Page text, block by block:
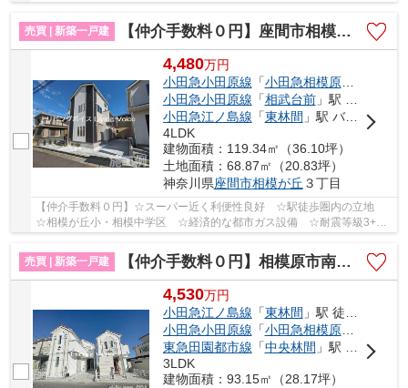
売買 | 新築一戸建
【仲介手数料０円】座間市相模が丘3丁目 新築一戸建て
4,480万円
小田急小田原線 「小田急相模原」駅 徒歩
小田急小田原線 「相武台前」駅 徒歩24分
小田急江ノ島線 「東林間 」駅 バス4分 「相模台」 停歩5分
4LDK
建物面積：119.34㎡（36.10坪）
土地面積：68.87㎡（20.83坪）
神奈川県座間市相模が丘 ３丁目
【仲介手数料０円】☆スーパー近く利便性良好 ☆駅徒歩圏内の立地
☆相模が丘小・相模中学区 ☆経済的な都市ガス設備 ☆耐震等級3+制
売買 | 新築一戸建
【仲介手数料０円】相模原市南区相南2丁目4期 新築一戸建て 全2棟
4,530万円
小田急江ノ島線 「東林間 」駅 徒歩15分
小田急小田原線 「小田急相模原」駅 徒歩
東急田園都市線 「中央林間 」駅 徒歩24分
3LDK
建物面積：93.15㎡（28.17坪）